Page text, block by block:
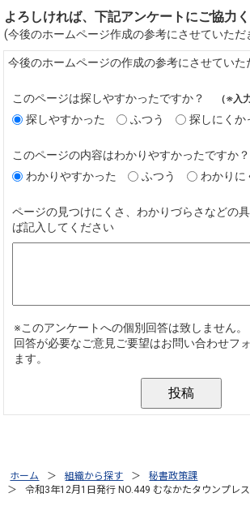
ホーム 組織から探す
秘書政策課
令和3年12月1日発行 NO.449 むなかたタウンプレス